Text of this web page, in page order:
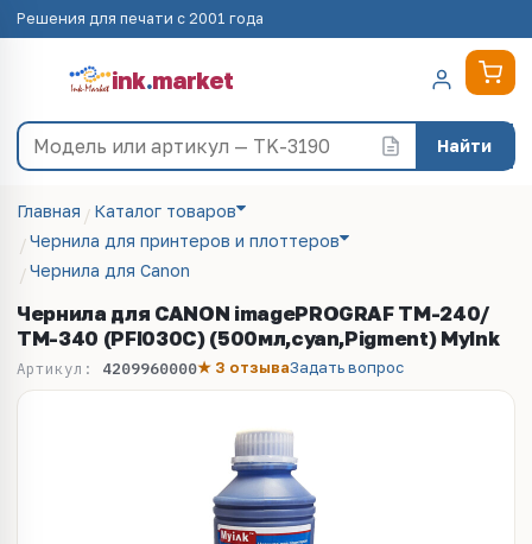
Решения для печати с 2001 года
ink.market
Найти
Главная
Каталог товаров
Чернила для принтеров и плоттеров
Чернила для Canon
Чернила для CANON imagePROGRAF TM-240/
ТМ-340 (PFI030C) (500мл,cyan,Pigment) MyInk
Артикул: 4209960000★ 3 отзываЗадать вопрос